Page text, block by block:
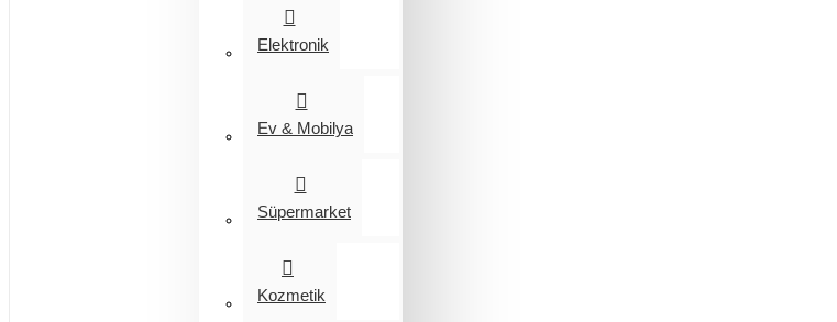
Elektronik
Ev & Mobilya
Süpermarket
Kozmetik